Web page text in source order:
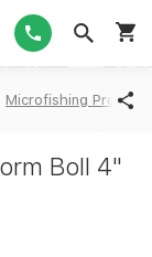
Microfishing Pro
Boll 4"